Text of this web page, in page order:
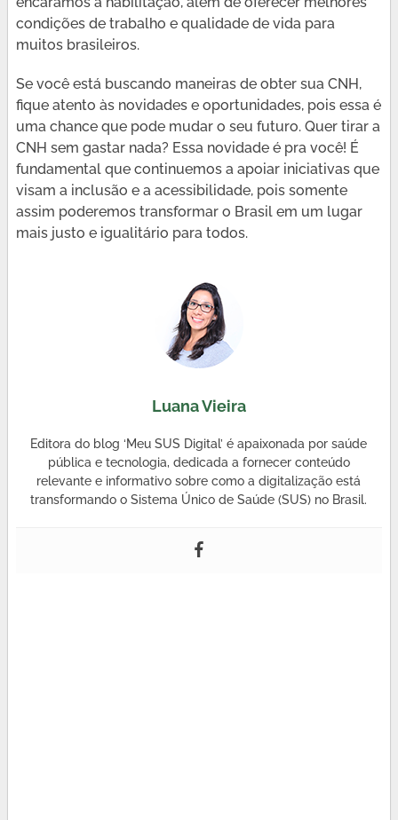
condições de trabalho e qualidade de vida para
muitos brasileiros.
Se você está buscando maneiras de obter sua CNH,
fique atento às novidades e oportunidades, pois essa é
uma chance que pode mudar o seu futuro. Quer tirar a
CNH sem gastar nada? Essa novidade é pra você! É
fundamental que continuemos a apoiar iniciativas que
visam a inclusão e a acessibilidade, pois somente
assim poderemos transformar o Brasil em um lugar
mais justo e igualitário para todos.
Luana Vieira
Editora do blog ‘Meu SUS Digital’ é apaixonada por saúde
pública e tecnologia, dedicada a fornecer conteúdo
relevante e informativo sobre como a digitalização está
transformando o Sistema Único de Saúde (SUS) no Brasil.